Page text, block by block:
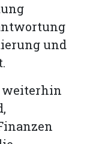
und
weiterhin